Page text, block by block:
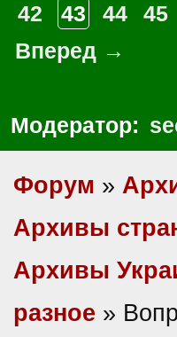
42
43 44 45
Вперед →
Модератор:
Форум »
Архивы
Архивы
разное »